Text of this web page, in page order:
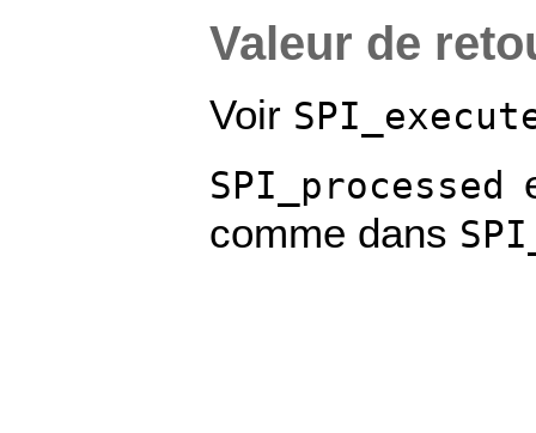
Valeur de
Voir
SPI_processed
comme dans